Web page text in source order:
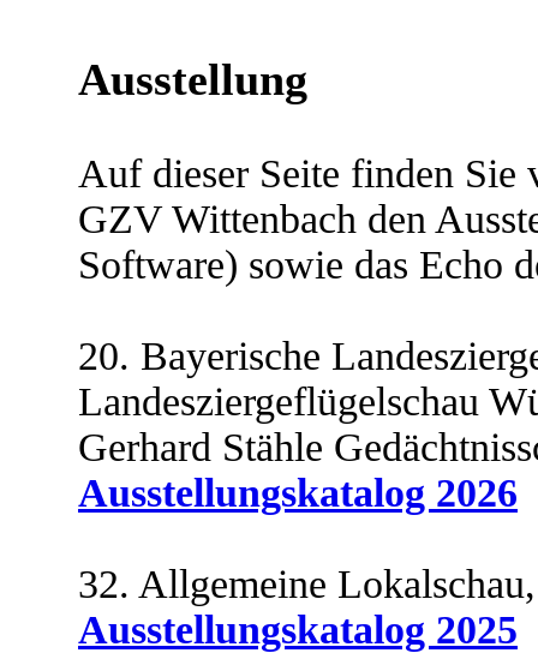
Ausstellung
Auf dieser Seite finden Sie
GZV Wittenbach den
Software) sowie das Echo
20. Bayerische
Landesziergeflügelschau
Gerhard Stähle
Ausstellungskatalog 2026
32. Allgemeine
Ausstellungskatalog 2025